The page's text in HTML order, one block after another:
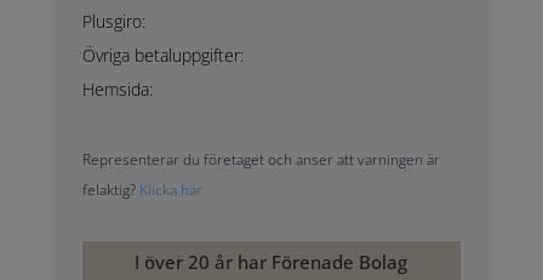
Plusgiro:
Övriga betaluppgifter:
Hemsida:
Representerar du företaget och anser att varningen är
felaktig? Klicka här
I över 20 år har Förenade Bolag